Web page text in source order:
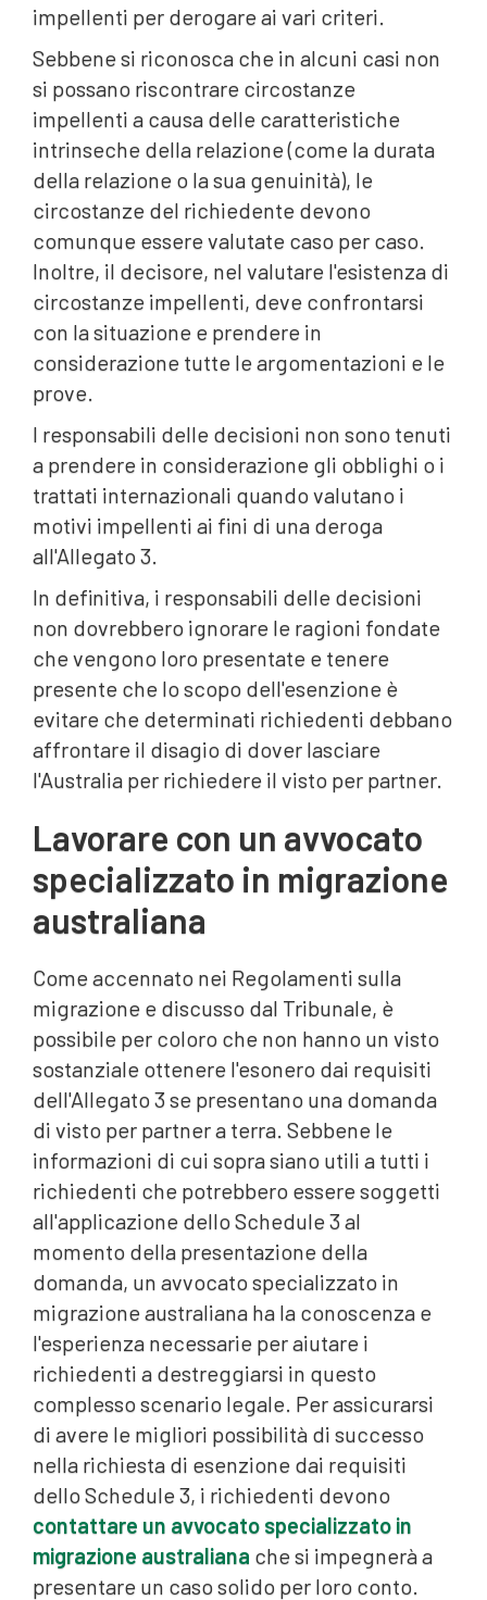
impellenti per derogare ai vari criteri.
Sebbene si riconosca che in alcuni casi non
si possano riscontrare circostanze
impellenti a causa delle caratteristiche
intrinseche della relazione (come la durata
della relazione o la sua genuinità), le
circostanze del richiedente devono
comunque essere valutate caso per caso.
Inoltre, il decisore, nel valutare l'esistenza di
circostanze impellenti, deve confrontarsi
con la situazione e prendere in
considerazione tutte le argomentazioni e le
prove.
I responsabili delle decisioni non sono tenuti
a prendere in considerazione gli obblighi o i
trattati internazionali quando valutano i
motivi impellenti ai fini di una deroga
all'Allegato 3.
In definitiva, i responsabili delle decisioni
non dovrebbero ignorare le ragioni fondate
che vengono loro presentate e tenere
presente che lo scopo dell'esenzione è
evitare che determinati richiedenti debbano
affrontare il disagio di dover lasciare
l'Australia per richiedere il visto per partner.
Lavorare con un avvocato
specializzato in migrazione
australiana
Come accennato nei Regolamenti sulla
migrazione e discusso dal Tribunale, è
possibile per coloro che non hanno un visto
sostanziale ottenere l'esonero dai requisiti
dell'Allegato 3 se presentano una domanda
di visto per partner a terra. Sebbene le
informazioni di cui sopra siano utili a tutti i
richiedenti che potrebbero essere soggetti
all'applicazione dello Schedule 3 al
momento della presentazione della
domanda, un avvocato specializzato in
migrazione australiana ha la conoscenza e
l'esperienza necessarie per aiutare i
richiedenti a destreggiarsi in questo
complesso scenario legale. Per assicurarsi
di avere le migliori possibilità di successo
nella richiesta di esenzione dai requisiti
dello Schedule 3, i richiedenti devono
contattare un avvocato specializzato in
migrazione australiana che si impegnerà a
presentare un caso solido per loro conto.